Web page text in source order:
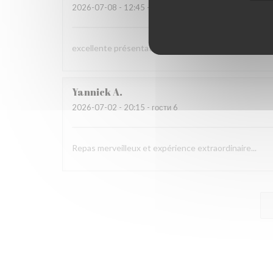
2026-07-08 - 12:45 - гости 3
excellente présentation dans les assiettes et saveur
YannickA
2026-07-02 - 20:15 - гости 6
Repas merveilleux et expérience extraordinaire...